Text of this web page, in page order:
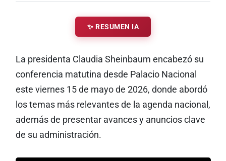
✨ RESUMEN IA
La presidenta Claudia Sheinbaum encabezó su
conferencia matutina desde Palacio Nacional
este viernes 15 de mayo de 2026, donde abordó
los temas más relevantes de la agenda nacional,
además de presentar avances y anuncios clave
de su administración.